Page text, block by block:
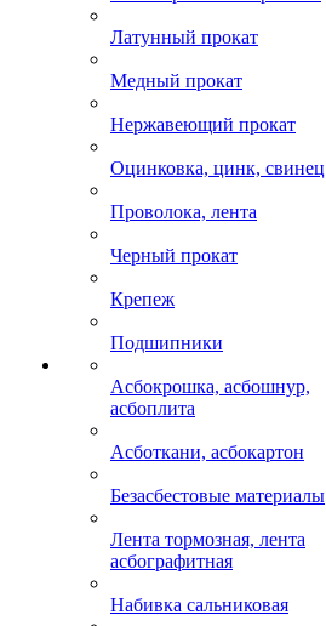
Латунный прокат
Медный прокат
Нержавеющий прокат
Оцинковка, цинк, свинец
Проволока, лента
Черный прокат
Крепеж
Подшипники
Асбокрошка, асбошнур,
асбоплита
Асботкани, асбокартон
Безасбестовые материалы
Лента тормозная, лента
асбографитная
Набивка сальниковая